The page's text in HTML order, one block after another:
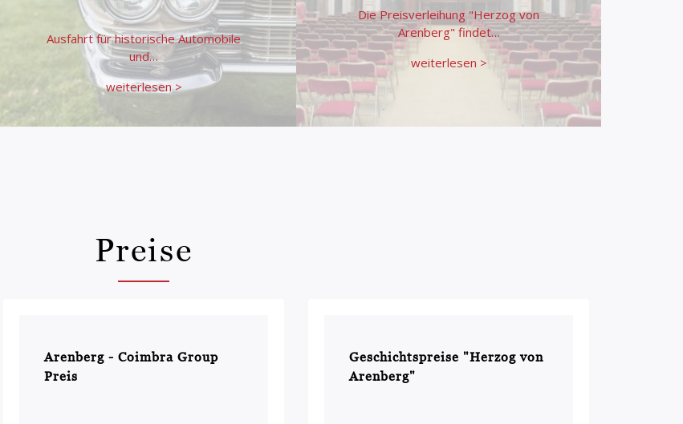
Ausfahrt für historische Automobile
und…
weiterlesen >
Die Preisverleihung "Herzog von
Arenberg" findet…
weiterlesen >
Preise
Arenberg - Coimbra Group
Preis
Geschichtspreise "Herzog von
Arenberg"